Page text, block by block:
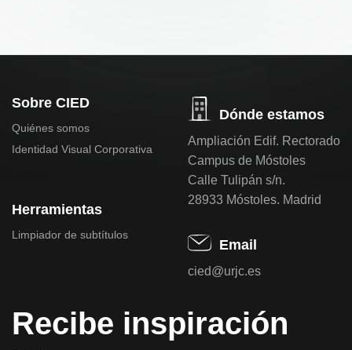
Sobre CIED
Quiénes somos
Identidad Visual Corporativa
Herramientas
Limpiador de subtítulos
Dónde estamos
Ampliación Edif. Rectorado
Campus de Móstoles
Calle Tulipán s/n.
28933 Móstoles. Madrid
Email
cied@urjc.es
Recibe inspiración